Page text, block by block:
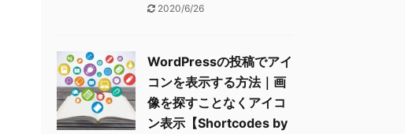
2020/6/26
WordPressの投稿でアイ
コンを表示する方法｜画
像を探すことなくアイコ
ン表示【Shortcodes by